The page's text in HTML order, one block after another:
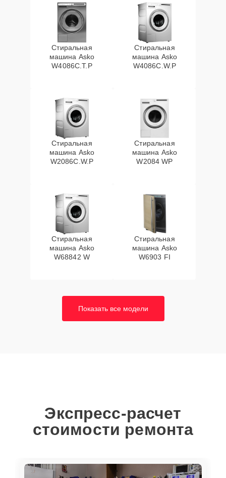
Стиральная
машина Asko
W4086C.T.P
Стиральная
машина Asko
W4086C.W.P
Стиральная
машина Asko
W2086C.W.P
Стиральная
машина Asko
W2084 WP
Стиральная
машина Asko
W68842 W
Стиральная
машина Asko
W6903 FI
Показать все модели
Экспресс-расчет
стоимости ремонта